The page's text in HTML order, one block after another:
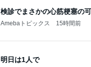
検診でまさかの心筋梗塞の
Amebaトピックス 15時間前
明日は1人で